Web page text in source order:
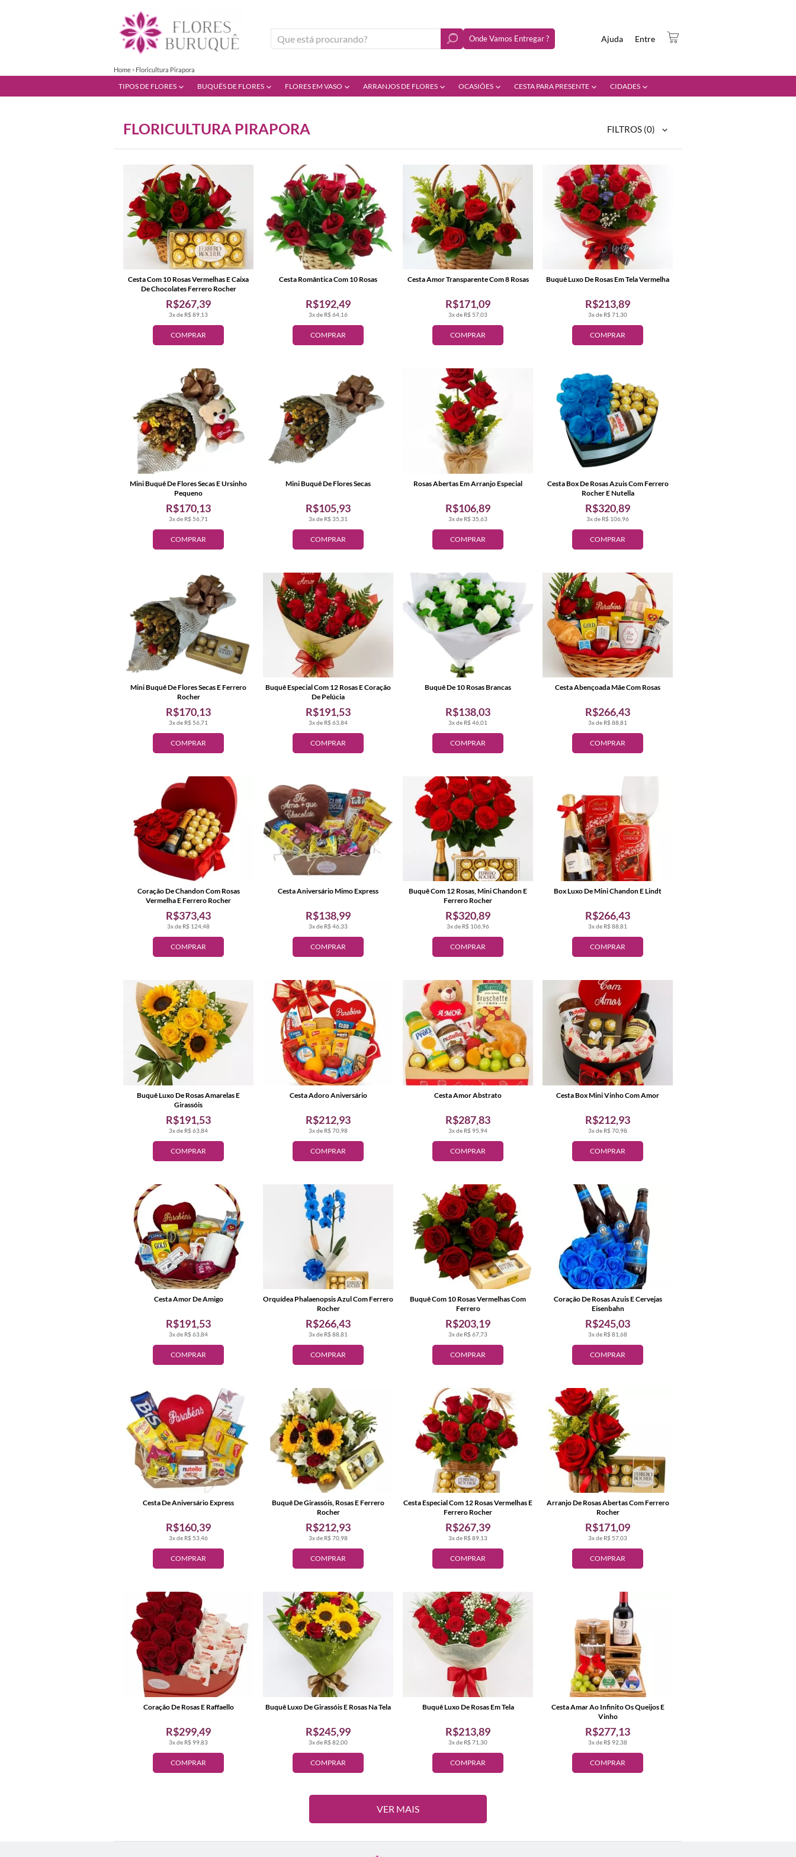
Onde Vamos Entregar ? Entre
Ajuda
TIPOS DE FLORES BUQUÊS DE FLORES FLORES EM VASO ARRANJOS DE FLORES OCASIÕES CESTA PARA PRESENTE CIDADES
Home Floricultura Pirapora
FLORICULTURA PIRAPORA FILTROS (0)
COMPRAR
3x de R$ 89,13
R$267,39
Cesta Com 10 Rosas Vermelhas E Caixa
De Chocolates Ferrero Rocher
COMPRAR
3x de R$ 64,16
R$192,49
Cesta Romântica Com 10 Rosas
COMPRAR
3x de R$ 57,03
R$171,09
Cesta Amor Transparente Com 8 Rosas
COMPRAR
3x de R$ 71,30
R$213,89
Buquê Luxo De Rosas Em Tela Vermelha
COMPRAR
3x de R$ 56,71
R$170,13
Mini Buquê De Flores Secas E Ursinho
Pequeno
COMPRAR
3x de R$ 35,31
R$105,93
Mini Buquê De Flores Secas
COMPRAR
3x de R$ 35,63
R$106,89
Rosas Abertas Em Arranjo Especial
COMPRAR
3x de R$ 106,96
R$320,89
Cesta Box De Rosas Azuis Com Ferrero
Rocher E Nutella
COMPRAR
3x de R$ 56,71
R$170,13
Mini Buquê De Flores Secas E Ferrero
Rocher
COMPRAR
3x de R$ 63,84
R$191,53
Buquê Especial Com 12 Rosas E Coração
De Pelúcia
COMPRAR
3x de R$ 46,01
R$138,03
Buquê De 10 Rosas Brancas
COMPRAR
3x de R$ 88,81
R$266,43
Cesta Abençoada Mãe Com Rosas
COMPRAR
3x de R$ 124,48
R$373,43
Coração De Chandon Com Rosas
Vermelha E Ferrero Rocher
COMPRAR
3x de R$ 46,33
R$138,99
Cesta Aniversário Mimo Express
COMPRAR
3x de R$ 106,96
R$320,89
Buquê Com 12 Rosas, Mini Chandon E
Ferrero Rocher
COMPRAR
3x de R$ 88,81
R$266,43
Box Luxo De Mini Chandon E Lindt
COMPRAR
3x de R$ 63,84
R$191,53
Buquê Luxo De Rosas Amarelas E
Girassóis
COMPRAR
3x de R$ 70,98
R$212,93
Cesta Adoro Aniversário
COMPRAR
3x de R$ 95,94
R$287,83
Cesta Amor Abstrato
COMPRAR
3x de R$ 70,98
R$212,93
Cesta Box Mini Vinho Com Amor
COMPRAR
3x de R$ 63,84
R$191,53
Cesta Amor De Amigo
COMPRAR
3x de R$ 88,81
R$266,43
Orquídea Phalaenopsis Azul Com Ferrero
Rocher
COMPRAR
3x de R$ 67,73
R$203,19
Buquê Com 10 Rosas Vermelhas Com
Ferrero
COMPRAR
3x de R$ 81,68
R$245,03
Coração De Rosas Azuis E Cervejas
Eisenbahn
COMPRAR
3x de R$ 53,46
R$160,39
Cesta De Aniversário Express
COMPRAR
3x de R$ 70,98
R$212,93
Buquê De Girassóis, Rosas E Ferrero
Rocher
COMPRAR
3x de R$ 89,13
R$267,39
Cesta Especial Com 12 Rosas Vermelhas E
Ferrero Rocher
COMPRAR
3x de R$ 57,03
R$171,09
Arranjo De Rosas Abertas Com Ferrero
Rocher
COMPRAR
3x de R$ 99,83
R$299,49
Coração De Rosas E Raffaello
COMPRAR
3x de R$ 82,00
R$245,99
Buquê Luxo De Girassóis E Rosas Na Tela
COMPRAR
3x de R$ 71,30
R$213,89
Buquê Luxo De Rosas Em Tela
COMPRAR
3x de R$ 92,38
R$277,13
Cesta Amar Ao Infinito Os Queijos E
Vinho
VER MAIS